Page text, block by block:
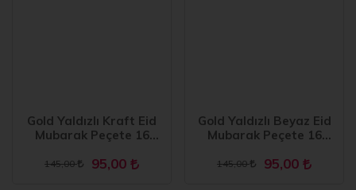
Gold Yaldızlı Kraft Eid
Mubarak Peçete 16
145,00 95,00
Gold Yaldızlı Beyaz Eid
Mubarak Peçete 16
145,00 95,00